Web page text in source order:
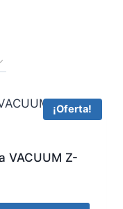
¡Oferta!
VACUUM Z-